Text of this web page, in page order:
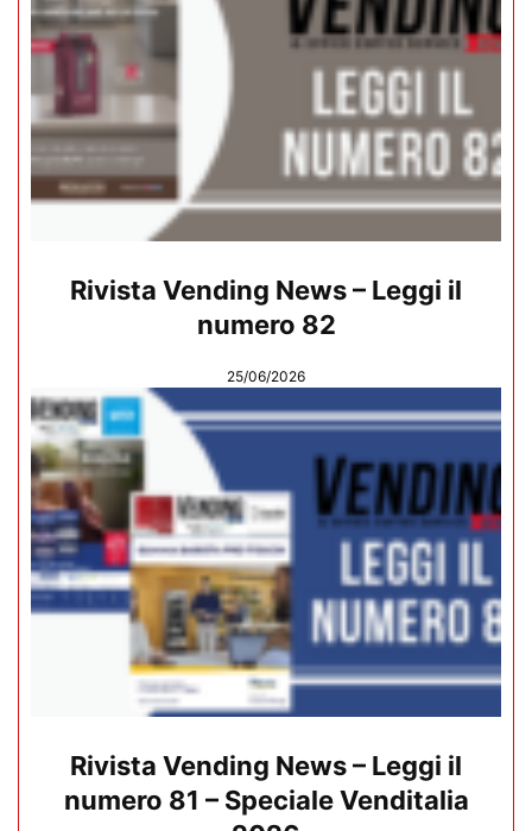
Rivista Vending News – Leggi il
numero 82
25/06/2026
Rivista Vending News – Leggi il
numero 81 – Speciale Venditalia